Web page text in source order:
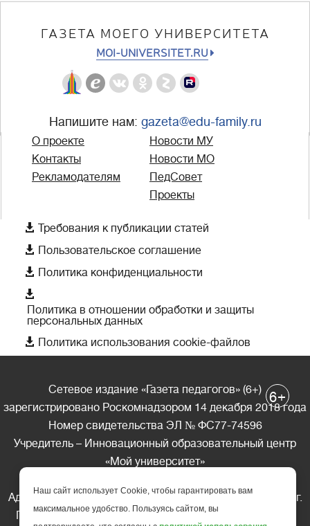
ГАЗЕТА МОЕГО УНИВЕРСИТЕТА
MOI-UNIVERSITET.RU
Напишите нам: gazeta@edu-family.ru
О проекте
Контакты
Рекламодателям
Новости МУ
Новости МО
ПедСовет
Проекты
 Требования к публикации статей
 Пользовательское соглашение
 Политика конфиденциальности

Политика в отношении обработки и защиты
персональных данных
 Политика использования cookie-файлов
Сетевое издание «Газета педагогов» (6+)
зарегистрировано Роскомнадзором 14 декабря 2018 года
Номер свидетельства ЭЛ № ФС77-74596
Учредитель – Инновационный образовательный центр
«Мой университет»
Адрес редакции: 185035 Россия, Республика Карелия, г.
Петрозаводск, ул. Фридриха Энгельса д.10, офис 211
6+
Наш сайт использует Cookie, чтобы гарантировать вам
максимальное удобство. Пользуясь сайтом, вы